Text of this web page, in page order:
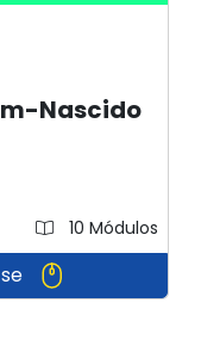
Nascido
10 Módulos